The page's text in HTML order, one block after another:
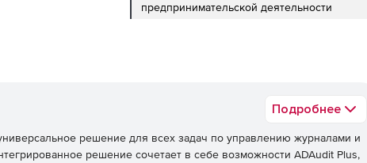
предпринимательской деятельности
Подробнее
решение для всех задач по управлению журналами и
решение сочетает в себе возможности ADAudit Plus,